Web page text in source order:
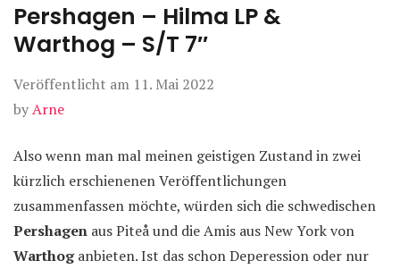
Pershagen – Hilma LP &
Warthog – S/T 7″
Veröffentlicht am 11. Mai 2022
byArne
Also wenn man mal meinen geistigen Zustand in zwei
kürzlich erschienenen Veröffentlichungen
zusammenfassen möchte, würden sich die schwedischen
Pershagen aus Piteå und die Amis aus New York von
Warthoganbieten. Ist das schon Deperession oder nur